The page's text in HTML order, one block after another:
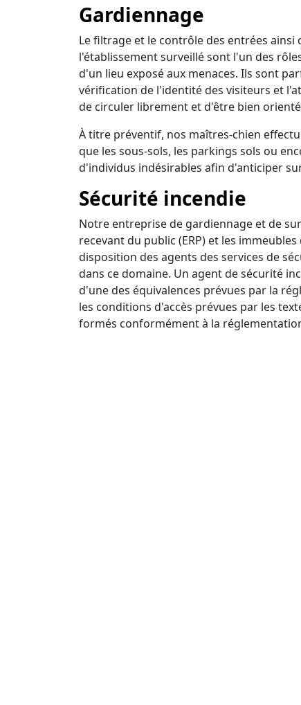
Gardiennage
Le filtrage et le contrôle des entrées
l'établissement surveillé sont l'un des
d'un lieu exposé aux menaces. Ils sont
vérification de l'identité des visiteurs et
de circuler librement et d'être bien
À titre préventif, nos maîtres-chien
que les sous-sols, les parkings sols ou
d'individus indésirables afin d'anticiper
Sécurité incendie
Notre entreprise de gardiennage et de
recevant du public (ERP) et les
disposition des agents des services de
dans ce domaine. Un agent de sécurité
d'une des équivalences prévues par la
les conditions d'accès prévues par les
formés conformément à la